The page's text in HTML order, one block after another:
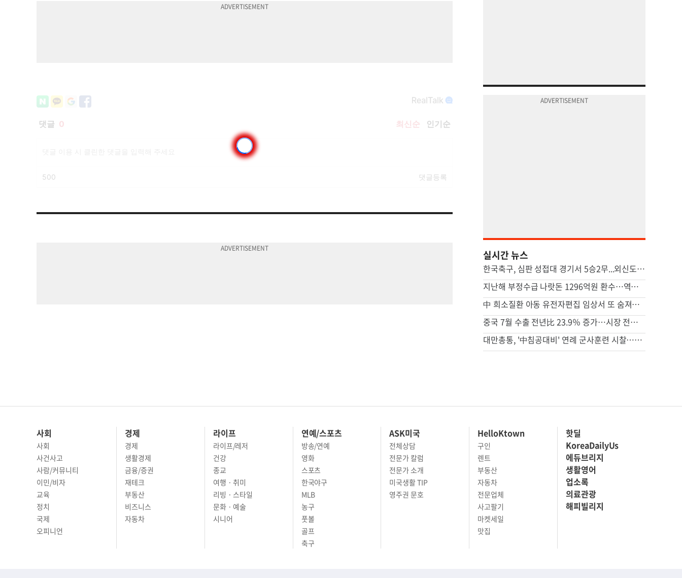
실시간 뉴스
한국축구, 심판 성접대 경기서 5승2무...외신도 보도 ‘국제 망신’
지난해 부정수급 나랏돈 1296억원 환수…역대 최대 규모
中 희소질환 아동 유전자편집 임상서 또 숨져…안전성 논란 확산
중국 7월 수출 전년比 23.9％ 증가…시장 전망 넘어서
대만총통, '中침공대비' 연례 군사훈련 시찰…타이베이항 점검
사회
사회
사건사고
사람/커뮤니티
이민/비자
교육
정치
경제
경제
생활경제
금융/증권
재테크
부동산
라이프
라이프/레저
건강
종교
여행 · 취미
리빙 · 스타일
연예/스포츠
방송/연예
영화
스포츠
한국야구
MLB
농구
풋볼
ASK미국
전체상담
전문가 칼럼
전문가 소개
HelloKtown
구인
렌트
부동산
자동차
전문업체
사고팔기
핫딜
KoreaDailyUs
에듀브리지
생활영어
업소록